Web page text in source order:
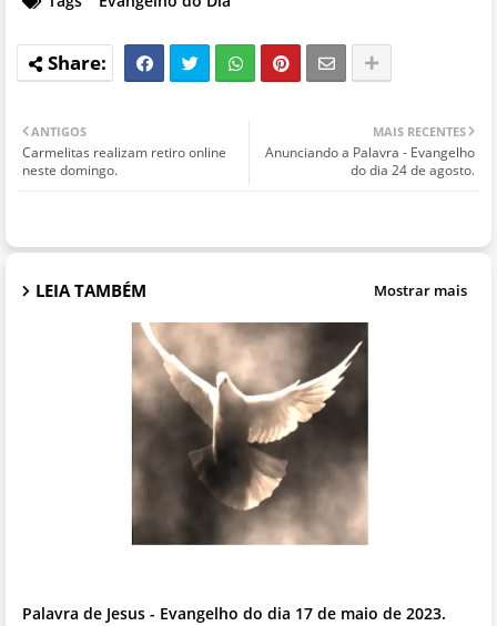
MAIS RECENTES
Anunciando a Palavra - Evangelho
do dia 24 de agosto.
ANTIGOS
Carmelitas realizam retiro online
neste domingo.
LEIA TAMBÉM Mostrar mais
Palavra de Jesus - Evangelho do dia 17 de maio de 2023.